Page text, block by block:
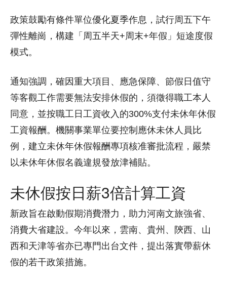
政策鼓勵有條件單位優化夏季作息，試行周五下午
彈性離崗，構建「周五半天+周末+年假」短途度假
模式。
通知強調，確因重大項目、應急保障、節假日值守
等客觀工作需要無法安排休假的，須徵得職工本人
同意，並按職工日工資收入的300%支付未休年休假
工資報酬。機關事業單位要控制應休未休人員比
例，建立未休年休假報酬專項核准審批流程，嚴禁
以未休年休假名義違規發放津補貼。
未休假按日薪3倍計算工資
新政旨在啟動假期消費潛力，助力河南文旅強省、
消費大省建設。今年以來，雲南、貴州、陝西、山
西和天津等省亦已專門出台文件，提出落實帶薪休
假的若干政策措施。